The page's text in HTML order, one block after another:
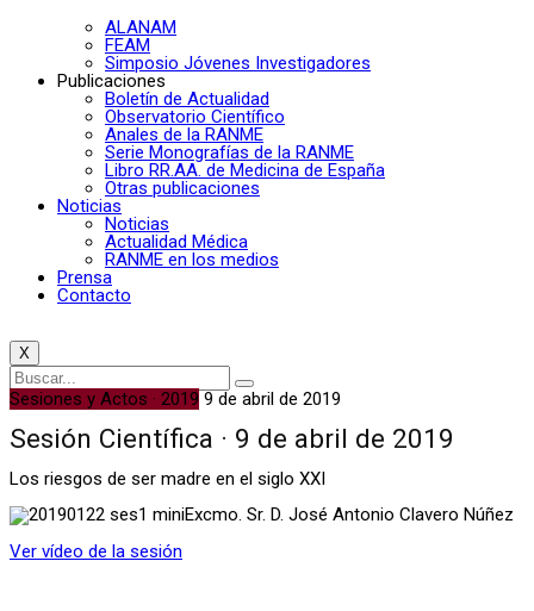
ALANAM
FEAM
Simposio Jóvenes Investigadores
Publicaciones
Boletín de Actualidad
Observatorio Científico
Anales de la RANME
Serie Monografías de la RANME
Libro RR.AA. de Medicina de España
Otras publicaciones
Noticias
Noticias
Actualidad Médica
RANME en los medios
Prensa
Contacto
X
Sesiones y Actos · 2019 9 de abril de 2019
Sesión Científica · 9 de abril de 2019
Los riesgos de ser madre en el siglo XXI
Excmo. Sr. D. José Antonio Clavero Núñez
Ver vídeo de la sesión